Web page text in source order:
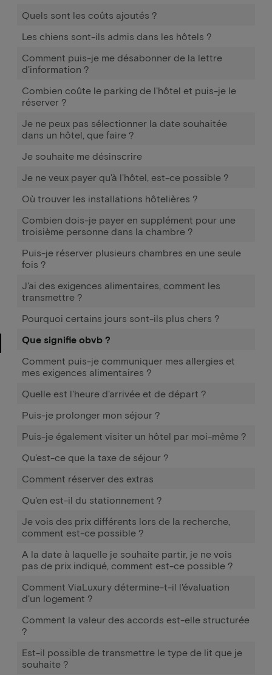
Quels sont les coûts ajoutés ?
Les chiens sont-ils admis dans les hôtels ?
Comment puis-je me désabonner de la lettre
d'information ?
Combien coûte le parking de l'hôtel et puis-je le
réserver ?
Je ne peux pas sélectionner la date souhaitée
dans un hôtel, que faire ?
Je souhaite me désinscrire
Je ne veux payer qu'à l'hôtel, est-ce possible ?
Où trouver les installations hôtelières ?
Combien dois-je payer en supplément pour une
troisième personne dans la chambre ?
Puis-je réserver plusieurs chambres en une seule
fois ?
J'ai des exigences alimentaires, comment les
transmettre ?
Pourquoi certains jours sont-ils plus chers ?
Que signifie obvb ?
Comment puis-je communiquer mes allergies et
mes exigences alimentaires ?
Quelle est l'heure d'arrivée et de départ ?
Puis-je prolonger mon séjour ?
Puis-je également visiter un hôtel par moi-même ?
Qu'est-ce que la taxe de séjour ?
Comment réserver des extras
Qu'en est-il du stationnement ?
Je vois des prix différents lors de la recherche,
comment est-ce possible ?
A la date à laquelle je souhaite partir, je ne vois
pas de prix indiqué, comment est-ce possible ?
Comment ViaLuxury détermine-t-il l'évaluation
d'un logement ?
Comment la valeur des accords est-elle structurée
?
Est-il possible de transmettre le type de lit que je
souhaite ?